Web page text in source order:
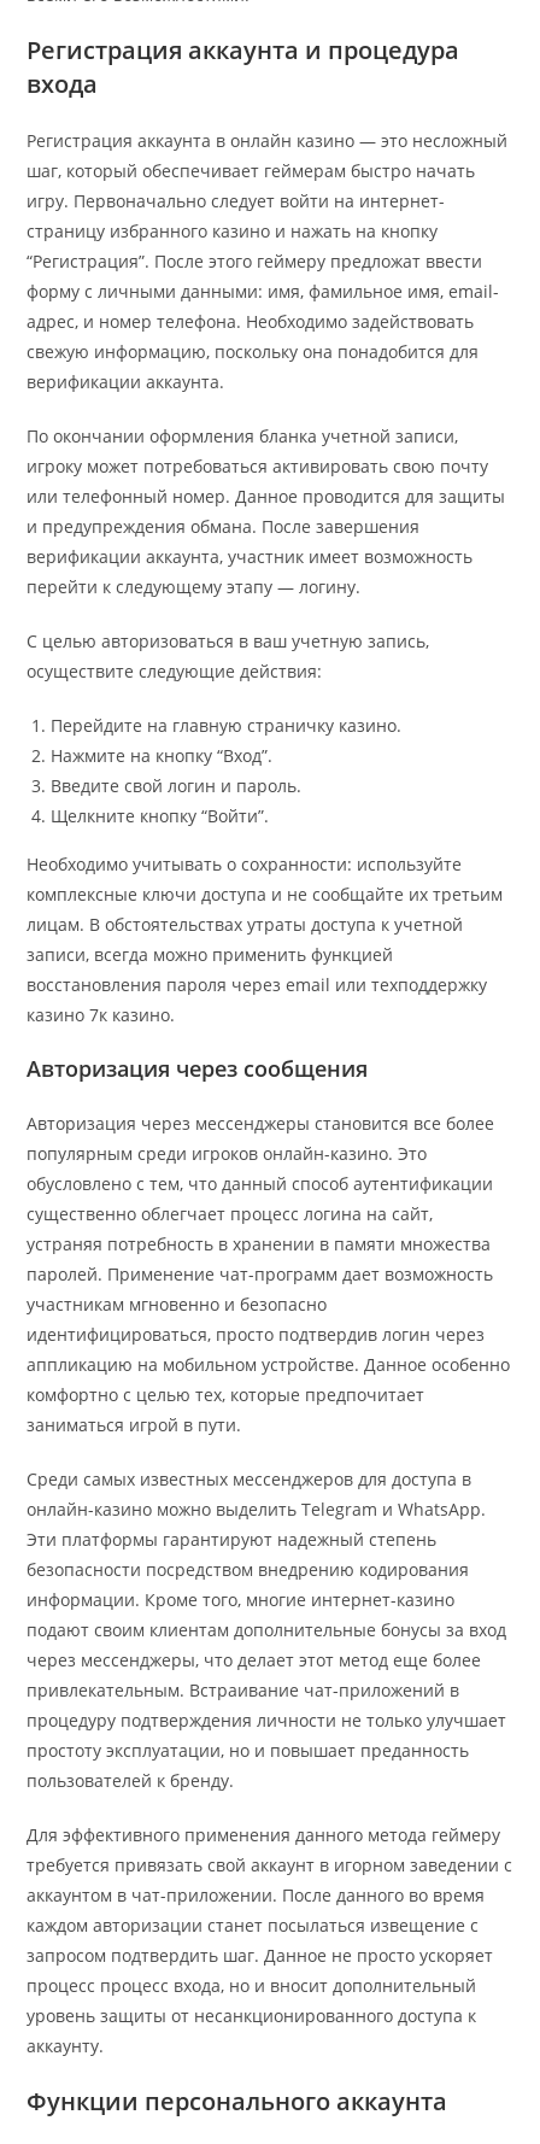
Регистрация аккаунта и процедура
входа
Регистрация аккаунта в онлайн казино — это несложный
шаг, который обеспечивает геймерам быстро начать
игру. Первоначально следует войти на интернет-
страницу избранного казино и нажать на кнопку
“Регистрация”. После этого геймеру предложат ввести
форму с личными данными: имя, фамильное имя, email-
адрес, и номер телефона. Необходимо задействовать
свежую информацию, поскольку она понадобится для
верификации аккаунта.
По окончании оформления бланка учетной записи,
игроку может потребоваться активировать свою почту
или телефонный номер. Данное проводится для защиты
и предупреждения обмана. После завершения
верификации аккаунта, участник имеет возможность
перейти к следующему этапу — логину.
С целью авторизоваться в ваш учетную запись,
осуществите следующие действия:
Перейдите на главную страничку казино.
Нажмите на кнопку “Вход”.
Введите свой логин и пароль.
Щелкните кнопку “Войти”.
Необходимо учитывать о сохранности: используйте
комплексные ключи доступа и не сообщайте их третьим
лицам. В обстоятельствах утраты доступа к учетной
записи, всегда можно применить функцией
восстановления пароля через email или техподдержку
казино 7к казино.
Авторизация через сообщения
Авторизация через мессенджеры становится все более
популярным среди игроков онлайн-казино. Это
обусловлено с тем, что данный способ аутентификации
существенно облегчает процесс логина на сайт,
устраняя потребность в хранении в памяти множества
паролей. Применение чат-программ дает возможность
участникам мгновенно и безопасно
идентифицироваться, просто подтвердив логин через
аппликацию на мобильном устройстве. Данное особенно
комфортно с целью тех, которые предпочитает
заниматься игрой в пути.
Среди самых известных мессенджеров для доступа в
онлайн-казино можно выделить Telegram и WhatsApp.
Эти платформы гарантируют надежный степень
безопасности посредством внедрению кодирования
информации. Кроме того, многие интернет-казино
подают своим клиентам дополнительные бонусы за вход
через мессенджеры, что делает этот метод еще более
привлекательным. Встраивание чат-приложений в
процедуру подтверждения личности не только улучшает
простоту эксплуатации, но и повышает преданность
пользователей к бренду.
Для эффективного применения данного метода геймеру
требуется привязать свой аккаунт в игорном заведении с
аккаунтом в чат-приложении. После данного во время
каждом авторизации станет посылаться извещение с
запросом подтвердить шаг. Данное не просто ускоряет
процесс процесс входа, но и вносит дополнительный
уровень защиты от несанкционированного доступа к
аккаунту.
Функции персонального аккаунта